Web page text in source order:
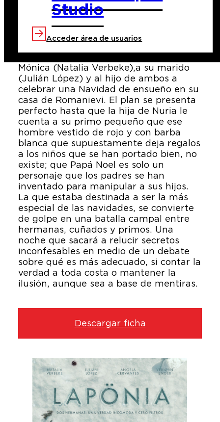
Studio
Acceder área de usuarios
Después de varios años sin celebrar las
fiestas juntas, Nuria (Ángela
Cervantes), asentada en Laponia junto
Mónica (Natalia Verbeke),a su marido
(Julián López) y al hijo de ambos a
celebrar una Navidad de ensueño en su
casa de Romanievi. El plan se presenta
perfecto hasta que la hija de Nuria le
cuenta a su primo pequeño que ese
hombre vestido de rojo y con barba
blanca que supuestamente deja regalos
a los niños que se han portado bien, no
existe; que Papá Noel es solo un
personaje que los padres se han
inventado para manipular a sus hijos.
La que estaba destinada a ser la más
especial de las navidades, se convierte
de golpe en una batalla campal entre
hermanas, cuñados y primos. Una
noche que sacará a relucir secretos
inconfesables en medio de un debate
sobre qué es más adecuado, si contar la
verdad a toda costa o mantener la
ilusión, aunque sea a base de mentiras.
Descargar ficha